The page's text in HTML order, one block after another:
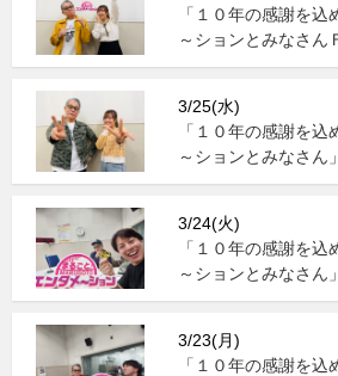
「１０年の感謝を
～ションとみなさん
3/25(水)
「１０年の感謝を
～ションとみなさん」
3/24(火)
「１０年の感謝を
～ションとみなさん」
3/23(月)
「１０年の感謝を